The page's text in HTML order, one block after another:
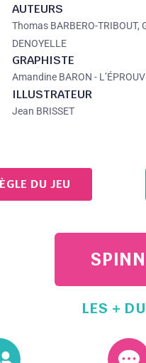
AUTEURS
Thomas BARBERO-TRIBOUT,
DENOYELLE
GRAPHISTE
Amandine BARON -
ILLUSTRATEUR
Jean BRISSET
DU JEU
LES +